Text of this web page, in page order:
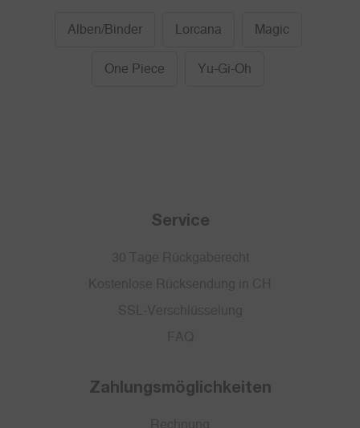
Alben/Binder Lorcana Magic
One Piece Yu-Gi-Oh
Service
Zahlungsmöglichkeiten